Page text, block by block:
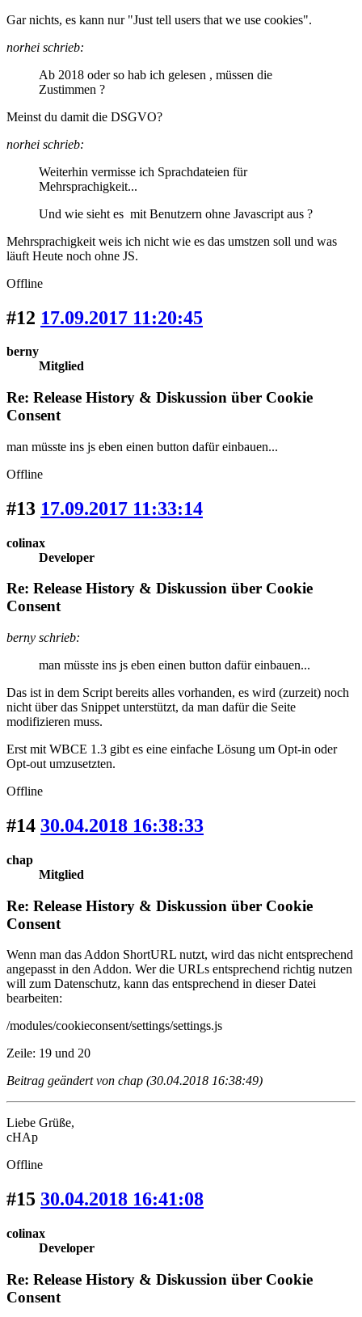
Gar nichts, es kann nur "Just tell users that we use cookies".
norhei schrieb:
Ab 2018 oder so hab ich gelesen , müssen die
Zustimmen ?
Meinst du damit die DSGVO?
norhei schrieb:
Weiterhin vermisse ich Sprachdateien für
Mehrsprachigkeit...
Und wie sieht es mit Benutzern ohne Javascript aus ?
Mehrsprachigkeit weis ich nicht wie es das umstzen soll und was
läuft Heute noch ohne JS.
Offline
#12 17.09.2017 11:20:45
berny
Mitglied
Re: Release History & Diskussion über Cookie
Consent
man müsste ins js eben einen button dafür einbauen...
Offline
#13 17.09.2017 11:33:14
colinax
Developer
Re: Release History & Diskussion über Cookie
Consent
berny schrieb:
man müsste ins js eben einen button dafür einbauen...
Das ist in dem Script bereits alles vorhanden, es wird (zurzeit) noch
nicht über das Snippet unterstützt, da man dafür die Seite
modifizieren muss.
Erst mit WBCE 1.3 gibt es eine einfache Lösung um Opt-in oder
Opt-out umzusetzten.
Offline
#14 30.04.2018 16:38:33
chap
Mitglied
Re: Release History & Diskussion über Cookie
Consent
Wenn man das Addon ShortURL nutzt, wird das nicht entsprechend
angepasst in den Addon. Wer die URLs entsprechend richtig nutzen
will zum Datenschutz, kann das entsprechend in dieser Datei
bearbeiten:
/modules/cookieconsent/settings/settings.js
Zeile: 19 und 20
Beitrag geändert von chap (30.04.2018 16:38:49)
Liebe Grüße,
cHAp
Offline
#15 30.04.2018 16:41:08
colinax
Developer
Re: Release History & Diskussion über Cookie
Consent